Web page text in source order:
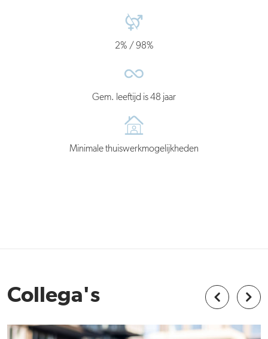
2% / 98%
Gem. leeftijd is 48 jaar
Minimale thuiswerkmogelijkheden
Collega's